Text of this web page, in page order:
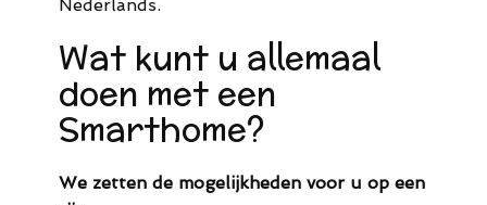
Nederlands.
Wat kunt u allemaal
doen met een
Smarthome?
We zetten de mogelijkheden voor u op een